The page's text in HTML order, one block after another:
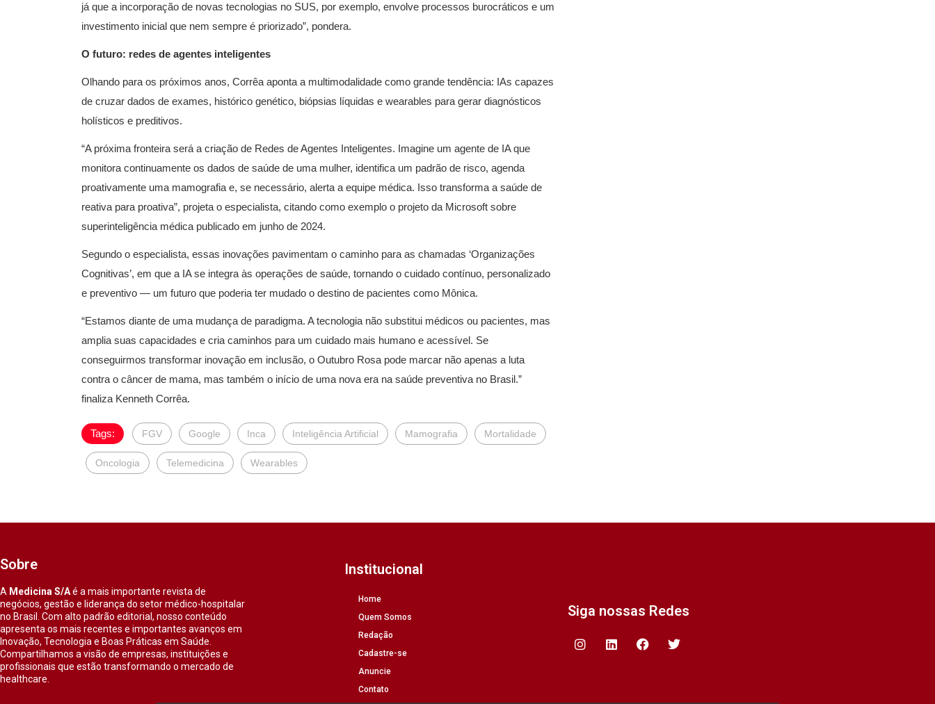
já que a incorporação de novas tecnologias no SUS, por exemplo, envolve processos burocráticos e um
investimento inicial que nem sempre é priorizado”, pondera.
O futuro: redes de agentes inteligentes
Olhando para os próximos anos, Corrêa aponta a multimodalidade como grande tendência: IAs capazes
de cruzar dados de exames, histórico genético, biópsias líquidas e wearables para gerar diagnósticos
holísticos e preditivos.
“A próxima fronteira será a criação de Redes de Agentes Inteligentes. Imagine um agente de IA que
monitora continuamente os dados de saúde de uma mulher, identifica um padrão de risco, agenda
proativamente uma mamografia e, se necessário, alerta a equipe médica. Isso transforma a saúde de
reativa para proativa”, projeta o especialista, citando como exemplo o projeto da Microsoft sobre
superinteligência médica publicado em junho de 2024.
Segundo o especialista, essas inovações pavimentam o caminho para as chamadas ‘Organizações
Cognitivas’, em que a IA se integra às operações de saúde, tornando o cuidado contínuo, personalizado
e preventivo — um futuro que poderia ter mudado o destino de pacientes como Mônica.
“Estamos diante de uma mudança de paradigma. A tecnologia não substitui médicos ou pacientes, mas
amplia suas capacidades e cria caminhos para um cuidado mais humano e acessível. Se
conseguirmos transformar inovação em inclusão, o Outubro Rosa pode marcar não apenas a luta
contra o câncer de mama, mas também o início de uma nova era na saúde preventiva no Brasil.”
finaliza Kenneth Corrêa.
Tags: FGV Google Inca Inteligência Artificial Mamografia Mortalidade
Oncologia Telemedicina Wearables
Sobre
A Medicina S/Aé a mais importante revista de
negócios, gestão e liderança do setor médico-hospitalar
no Brasil. Com alto padrão editorial, nosso conteúdo
apresenta os mais recentes e importantes avanços em
Inovação, Tecnologia e Boas Práticas em Saúde.
Compartilhamos a visão de empresas, instituições e
profissionais que estão transformando o mercado de
healthcare.
Institucional
Home
Quem Somos
Redação
Cadastre-se
Anuncie
Contato
Siga nossas Redes